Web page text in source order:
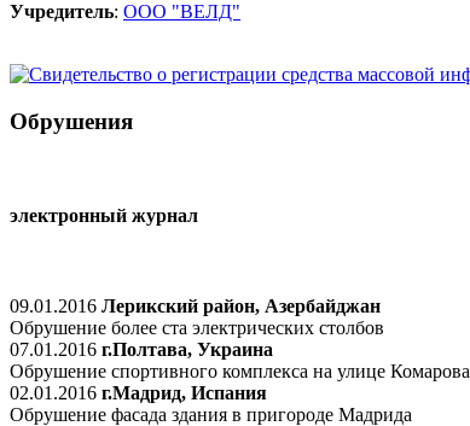
Учредитель: ООО "ВЕЛД"
Обрушения
электронный журнал
09.01.2016 Лерикский район, Азербайджан
Обрушение более ста электрических столбов
07.01.2016 г.Полтава, Украина
Обрушение спортивного комплекса на улице Комарова
02.01.2016 г.Мадрид, Испания
Обрушение фасада здания в пригороде Мадрида